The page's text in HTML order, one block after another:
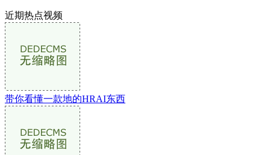
近期热点视频
带你看懂一款地的HRAI东西